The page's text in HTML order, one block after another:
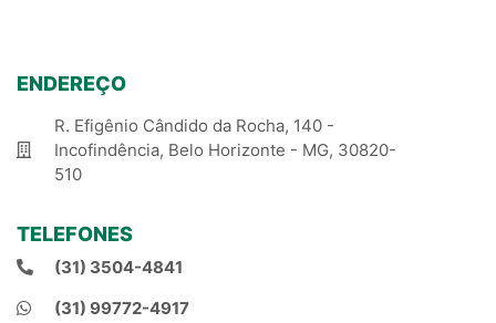
ENDEREÇO
R. Efigênio Cândido da Rocha, 140 -
Incofindência, Belo Horizonte - MG, 30820-
510
TELEFONES
(31) 3504-4841
(31) 99772-4917